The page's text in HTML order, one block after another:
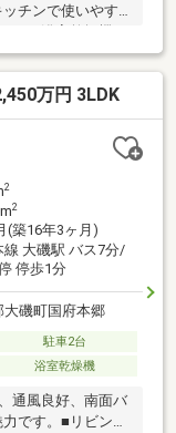
チンで使いやす
ごせます。■オー
で快適なカーラ
クドアです。お
をさせていただき
軽にご相談くださ
万円 3LDK
2
2
(築16年3ヶ月)
線 大磯駅 バス7分/
停歩1分
磯町国府本郷
駐車2台
浴室乾燥機
通風良好、南面バ
です。■リビング